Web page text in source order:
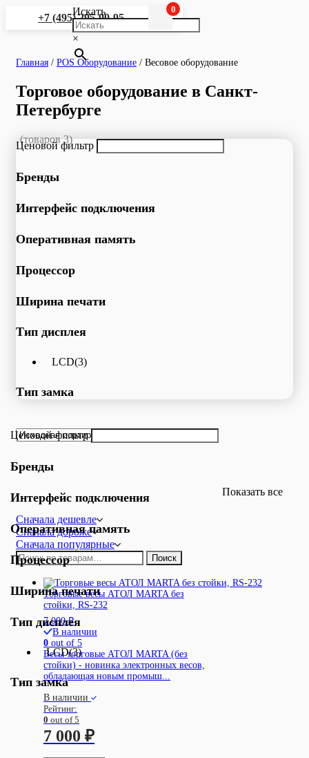
+7 (495) 295-90-95
Искать
×
0
Главная / POS Оборудование / Весовое оборудование
Торговое оборудование в Санкт-
Петербурге
(товаров 3)
Ценовой фильтр
Бренды
Интерфейс подключения
Оперативная память
Процессор
Ширина печати
Тип дисплея
LCD(3)
Тип замка
Ценовой фильтр
Бренды
Интерфейс подключения
Оперативная память
Процессор
Ширина печати
Тип дисплея
LCD(3)
Тип замка
Показать все
Сначала дешевле
Сначала дороже
Сначала популярные
Искать:
Поиск
Торговые весы АТОЛ MARTA без
стойки, RS-232
7 000₽
В наличии
0 out of 5
Весы торговые АТОЛ MARTA (без
стойки) - новинка электронных весов,
обладающая новым промыш...
В наличии
Рейтинг:
0 out of 5
7 000 ₽